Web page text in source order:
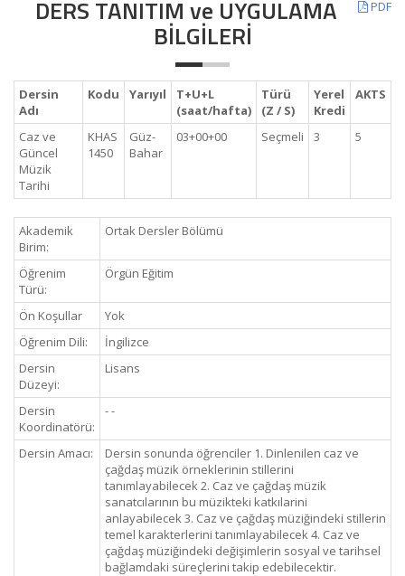
PDF
DERS TANITIM ve UYGULAMA
BİLGİLERİ
Dersin
Adı
Kodu Yarıyıl
T+U+L
(saat/hafta)
Türü
(Z / S)
Yerel
Kredi
AKTS
Caz ve
Güncel
Müzik
Tarihi
KHAS
1450
Güz-
Bahar
03+00+00 Seçmeli 3 5
Akademik
Birim:
Ortak Dersler Bölümü
Öğrenim
Türü:
Örgün Eğitim
Ön Koşullar
Yok
Öğrenim Dili:
İngilizce
Dersin
Düzeyi:
Lisans
Dersin
Koordinatörü:
- -
Dersin Amacı:
Dersin sonunda öğrenciler 1. Dinlenilen caz ve
çağdaş müzik örneklerinin stillerini
tanımlayabilecek 2. Caz ve çağdaş müzik
sanatcılarının bu müzikteki katkılarini
anlayabilecek 3. Caz ve çağdaş müziğindeki stillerin
temel karakterlerini tanımlayabilecek 4. Caz ve
çağdaş müziğindeki değişimlerin sosyal ve tarihsel
bağlamdaki süreçlerini takip edebilecektir.